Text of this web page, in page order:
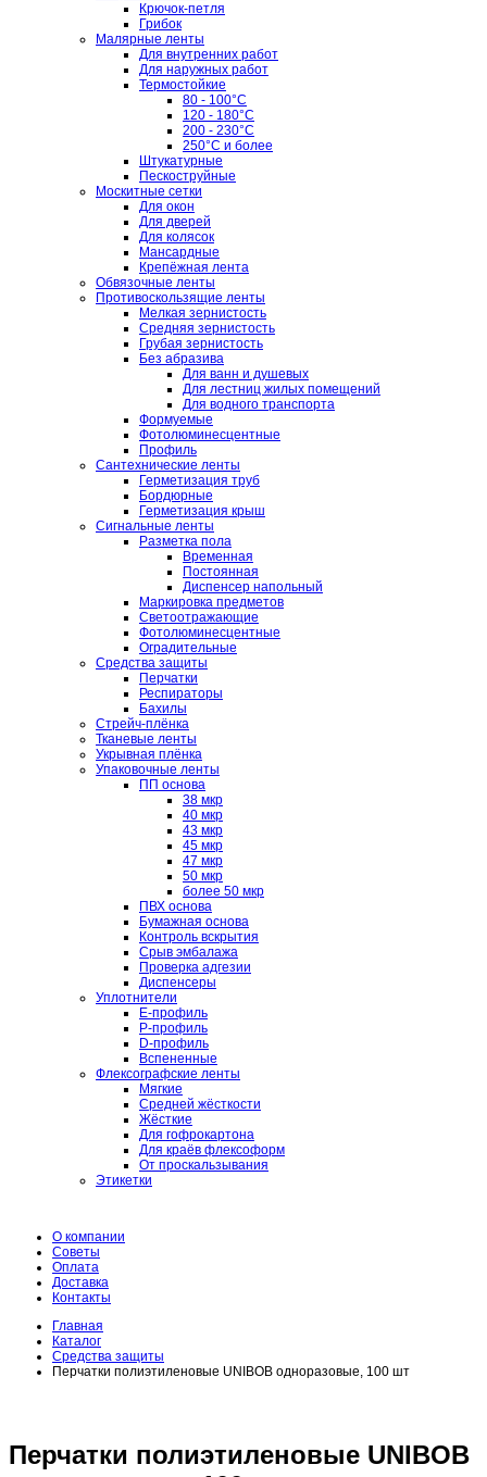
Крючок-петля
Грибок
Малярные ленты
Для внутренних работ
Для наружных работ
Термостойкие
80 - 100°C
120 - 180°C
200 - 230°C
250°C и более
Штукатурные
Пескоструйные
Москитные сетки
Для окон
Для дверей
Для колясок
Мансардные
Крепёжная лента
Обвязочные ленты
Противоскользящие ленты
Мелкая зернистость
Средняя зернистость
Грубая зернистость
Без абразива
Для ванн и душевых
Для лестниц жилых помещений
Для водного транспорта
Формуемые
Фотолюминесцентные
Профиль
Сантехнические ленты
Герметизация труб
Бордюрные
Герметизация крыш
Сигнальные ленты
Разметка пола
Временная
Постоянная
Диспенсер напольный
Маркировка предметов
Светоотражающие
Фотолюминесцентные
Оградительные
Средства защиты
Перчатки
Респираторы
Бахилы
Стрейч-плёнка
Тканевые ленты
Укрывная плёнка
Упаковочные ленты
ПП основа
38 мкр
40 мкр
43 мкр
45 мкр
47 мкр
50 мкр
более 50 мкр
ПВХ основа
Бумажная основа
Контроль вскрытия
Срыв эмбалажа
Проверка адгезии
Диспенсеры
Уплотнители
E-профиль
P-профиль
D-профиль
Вспененные
Флексографские ленты
Мягкие
Средней жёсткости
Жёсткие
Для гофрокартона
Для краёв флексоформ
От проскальзывания
Этикетки
О компании
Советы
Оплата
Доставка
Контакты
Главная
Каталог
Средства защиты
Перчатки полиэтиленовые UNIBOB одноразовые, 100 шт
Перчатки полиэтиленовые UNIBOB